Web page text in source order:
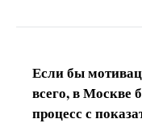
Если бы
всего, в Москве
процесс с